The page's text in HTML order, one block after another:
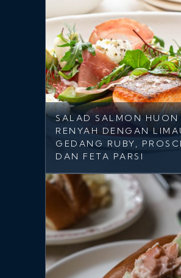
SALAD SALMON
RENYAH DENGAN
GEDANG RUBY,
DAN FETA PARSI